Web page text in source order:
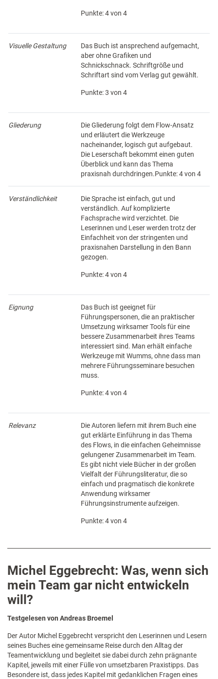
Punkte: 4 von 4
Visuelle Gestaltung
Das Buch ist ansprechend aufgemacht,
aber ohne Grafiken und
Schnickschnack. Schriftgröße und
Schriftart sind vom Verlag gut gewählt.
Punkte: 3 von 4
Gliederung
Die Gliederung folgt dem Flow-Ansatz
und erläutert die Werkzeuge
nacheinander, logisch gut aufgebaut.
Die Leserschaft bekommt einen guten
Überblick und kann das Thema
praxisnah durchdringen.Punkte: 4 von 4
Verständlichkeit
Die Sprache ist einfach, gut und
verständlich. Auf komplizierte
Fachsprache wird verzichtet. Die
Leserinnen und Leser werden trotz der
Einfachheit von der stringenten und
praxisnahen Darstellung in den Bann
gezogen.
Punkte: 4 von 4
Eignung
Das Buch ist geeignet für
Führungspersonen, die an praktischer
Umsetzung wirksamer Tools für eine
bessere Zusammenarbeit ihres Teams
interessiert sind. Man erhält einfache
Werkzeuge mit Wumms, ohne dass man
mehrere Führungsseminare besuchen
muss.
Punkte: 4 von 4
Relevanz
Die Autoren liefern mit ihrem Buch eine
gut erklärte Einführung in das Thema
des Flows, in die einfachen Geheimnisse
gelungener Zusammenarbeit im Team.
Es gibt nicht viele Bücher in der großen
Vielfalt der Führungsliteratur, die so
einfach und pragmatisch die konkrete
Anwendung wirksamer
Führungsinstrumente aufzeigen.
Punkte: 4 von 4
Michel Eggebrecht: Was, wenn sich
mein Team gar nicht entwickeln
will?
Testgelesen von Andreas Broemel
Der Autor Michel Eggebrecht verspricht den Leserinnen und Lesern
seines Buches eine gemeinsame Reise durch den Alltag der
Teamentwicklung und begleitet sie dabei durch zehn prägnante
Kapitel, jeweils mit einer Fülle von umsetzbaren Praxistipps. Das
Besondere ist, dass jedes Kapitel mit gedanklichen Fragen eines